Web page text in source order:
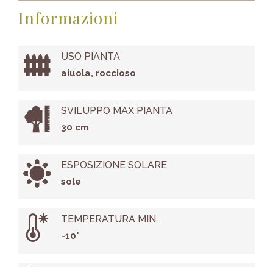
Informazioni
USO PIANTA
aiuola, roccioso
SVILUPPO MAX PIANTA
30 cm
ESPOSIZIONE SOLARE
sole
TEMPERATURA MIN.
-10°